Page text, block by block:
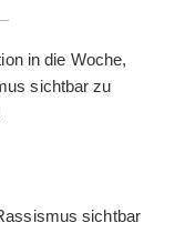
in die Woche,
sichtbar zu
sichtbar